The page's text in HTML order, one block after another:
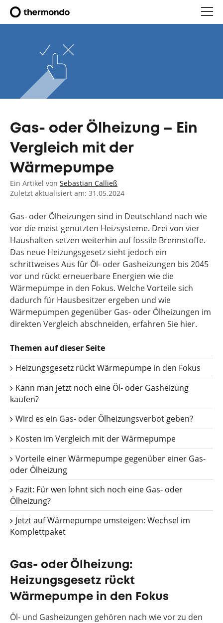
Gas- oder Ölheizung – Ein
Vergleich mit der
Wärmepumpe
Ein Artikel von Sebastian Calließ
Zuletzt aktualisiert am: 31.05.2024
Gas- oder Ölheizungen sind in Deutschland nach wie
vor die meist genutzten Heizsysteme. Drei von vier
Haushalten setzen weiterhin auf fossile Brennstoffe.
Das neue Heizungsgesetz sieht jedoch ein
schrittweises Aus für Öl- oder Gasheizungen bis 2045
vor und rückt erneuerbare Energien wie die
Wärmepumpe in den Fokus. Welche Vorteile sich
dadurch für Hausbesitzer ergeben und wie
Wärmepumpen gegenüber Gas- oder Ölheizungen im
direkten Vergleich abschneiden, erfahren Sie hier.
Themen auf dieser Seite
Heizungsgesetz rückt Wärmepumpe in den Fokus
Kann man jetzt noch eine Öl- oder Gasheizung
kaufen?
Wird es ein Gas- oder Ölheizungsverbot geben?
Kosten im Vergleich mit der Wärmepumpe
Vorteile einer Wärmepumpe gegenüber einer Gas-
oder Ölheizung
Fazit: Für wen lohnt sich noch eine Gas- oder
Ölheizung?
Jetzt auf Wärmepumpe umsteigen: Wechsel im
Komplettpaket
Gas- oder Ölheizung:
Heizungsgesetz rückt
Wärmepumpe in den Fokus
Öl- und Gasheizungen gehören nach wie vor zu den